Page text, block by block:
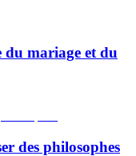
du mariage et du
des philosophes